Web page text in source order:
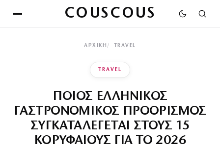
COUSCOUS
ΑΡΧΙΚΉ TRAVEL
TRAVEL
ΠΟΙΟΣ ΕΛΛΗΝΙΚΟΣ
ΓΑΣΤΡΟΝΟΜΙΚΟΣ ΠΡΟΟΡΙΣΜΟΣ
ΣΥΓΚΑΤΑΛΕΓΕΤΑΙ ΣΤΟΥΣ 15
ΚΟΡΥΦΑΙΟΥΣ ΓΙΑ ΤΟ 2026